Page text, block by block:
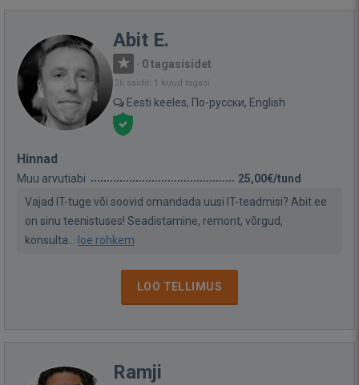
Abit E.
· 0 tagasisidet
Oli saidil: 1 kuud tagasi
Eesti keeles, По-русски, English
Hinnad
Muu arvutiabi
25,00€/tund
Vajad IT-tuge või soovid omandada uusi IT-teadmisi? Abit.ee
on sinu teenistuses! Seadistamine, remont, võrgud,
konsulta...
loe rohkem
LOO TELLIMUS
Ramji